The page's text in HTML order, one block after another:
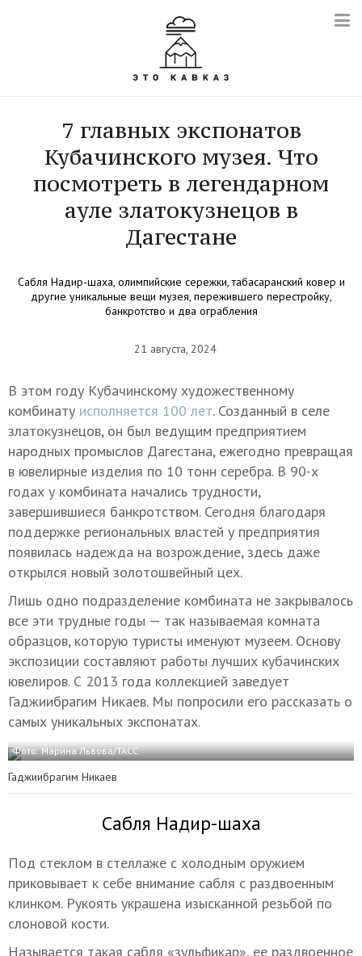
7 главных экспонатов
Кубачинского музея. Что
посмотреть в легендарном
ауле златокузнецов в
Дагестане
Сабля Надир-шаха, олимпийские сережки, табасаранский ковер и
другие уникальные вещи музея, пережившего перестройку,
банкротство и два ограбления
21 августа, 2024
В этом году Кубачинскому художественному
комбинату исполняется 100 лет. Созданный в селе
златокузнецов, он был ведущим предприятием
народных промыслов Дагестана, ежегодно превращая
в ювелирные изделия по 10 тонн серебра. В 90-х
годах у комбината начались трудности,
завершившиеся банкротством. Сегодня благодаря
поддержке региональных властей у предприятия
появилась надежда на возрождение, здесь даже
открылся новый золотошвейный цех.
Лишь одно подразделение комбината не закрывалось
все эти трудные годы — так называемая комната
образцов, которую туристы именуют музеем. Основу
экспозиции составляют работы лучших кубачинских
ювелиров. С 2013 года коллекцией заведует
Гаджиибрагим Никаев. Мы попросили его рассказать о
самых уникальных экспонатах.
Фото: Марина Львова/ТАСС
Гаджиибрагим Никаев
Сабля Надир-шаха
Под стеклом в стеллаже с холодным оружием
приковывает к себе внимание сабля с раздвоенным
клинком. Рукоять украшена изысканной резьбой по
слоновой кости.
Называется такая сабля «зульфикар», ее раздвоенное